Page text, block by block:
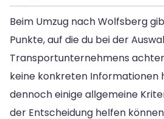
Beim Umzug nach Wolfsberg
Punkte, auf die du bei der
Transportunternehmens
keine konkreten Informationen
dennoch einige allgemeine
der Entscheidung helfen